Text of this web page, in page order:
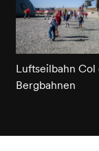
Luftseilbahn Col
Bergbahnen